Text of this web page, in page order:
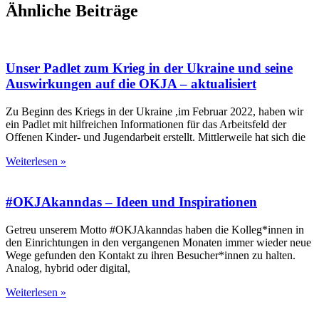
Ähnliche Beiträge
Unser Padlet zum Krieg in der Ukraine und seine
Auswirkungen auf die OKJA – aktualisiert
Zu Beginn des Kriegs in der Ukraine ,im Februar 2022, haben wir
ein Padlet mit hilfreichen Informationen für das Arbeitsfeld der
Offenen Kinder- und Jugendarbeit erstellt. Mittlerweile hat sich die
Weiterlesen »
#OKJAkanndas – Ideen und Inspirationen
Getreu unserem Motto #OKJAkanndas haben die Kolleg*innen in
den Einrichtungen in den vergangenen Monaten immer wieder neue
Wege gefunden den Kontakt zu ihren Besucher*innen zu halten.
Analog, hybrid oder digital,
Weiterlesen »